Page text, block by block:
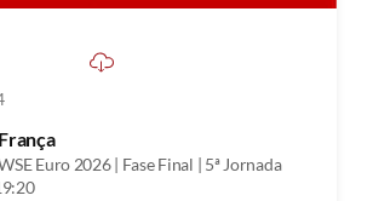
França
Euro 2026 | Fase Final | 5ª Jornada